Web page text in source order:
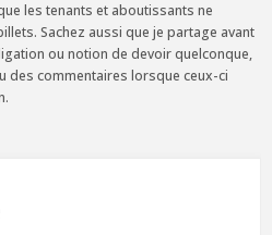
les tenants et aboutissants ne
Sachez aussi que je partage avant
ou notion de devoir quelconque,
des commentaires lorsque ceux-ci